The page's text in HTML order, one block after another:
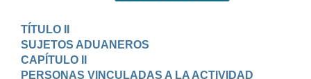
TÍTULO II
SUJETOS ADUANEROS
CAPÍTULO II
PERSONAS VINCULADAS A LA ACTIVIDAD